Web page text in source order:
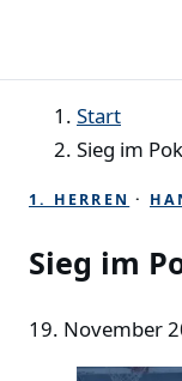
Start
Sieg im
1. HERREN ·
Sieg im
19. November